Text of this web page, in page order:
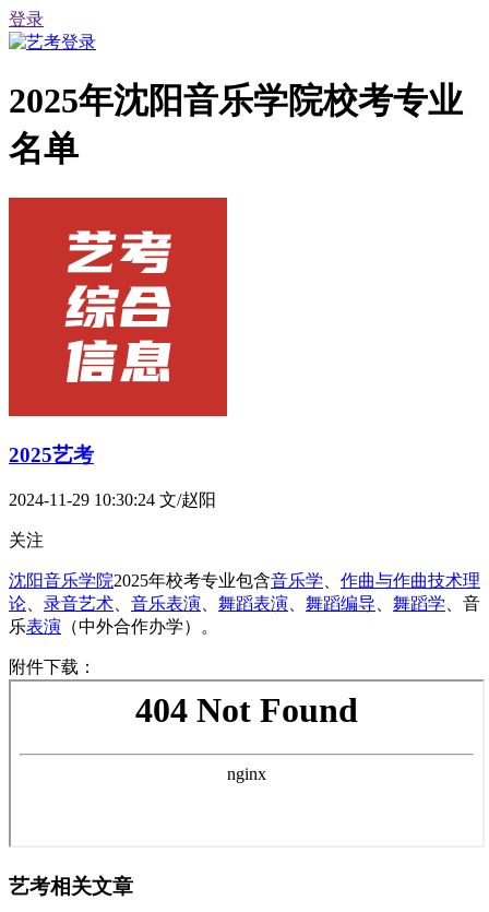
登录
2025年沈阳音乐学院校考专业
名单
2025艺考
2024-11-29 10:30:24 文/赵阳
关注
沈阳音乐学院2025年校考专业包含音乐学
作曲与作曲技术理
论
录音艺术 音乐表演 舞蹈表演 舞蹈编导 舞蹈学 、音
乐表演 （中外合作办学）。
附件下载：
艺考相关文章